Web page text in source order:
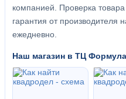
компанией. Проверка
гарантия от производителя
ежедневно.
Наш магазин в ТЦ